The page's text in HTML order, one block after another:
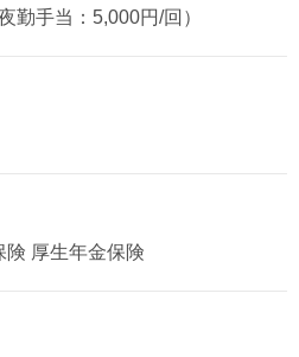
勤手当：5,000円/回）
険 厚生年金保険